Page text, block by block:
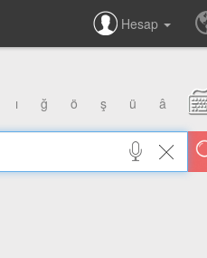
Hesap
ı ğ ö ş ü â